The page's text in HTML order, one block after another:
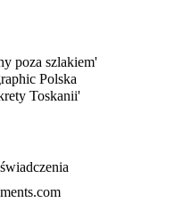
poza szlakiem'
Polska
Toskanii'